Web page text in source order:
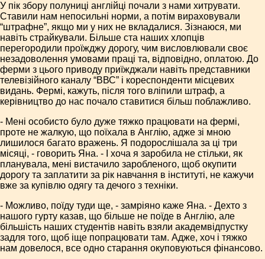
У пік збору полуниці англійці почали з нами хитрувати.
Ставили нам непосильні норми, а потім вираховували
“штрафне”, якщо ми у них не вкладалися. Зізнаюся, ми
навіть страйкували. Більше ста наших хлопців
перегородили проїжджу дорогу, чим висловлювали своє
незадоволення умовами праці та, відповідно, оплатою. До
ферми з цього приводу приїжджали навіть представники
телевізійного каналу “ВВС” і кореспонденти місцевих
видань. Фермі, кажуть, після того вліпили штраф, а
керівництво до нас почало ставитися більш поблажливо.
- Мені особисто було дуже тяжко працювати на фермі,
проте не жалкую, що поїхала в Англію, адже зі мною
лишилося багато вражень. Я подорослішала за ці три
місяці, - говорить Яна. - І хоча я заробила не стільки, як
планувала, мені вистачило заробленого, щоб окупити
дорогу та заплатити за рік навчання в інституті, не кажучи
вже за купівлю одягу та дечого з техніки.
- Можливо, поїду туди ще, - замріяно каже Яна. - Дехто з
нашого гурту казав, що більше не поїде в Англію, але
більшість наших студентів навіть взяли академвідпустку
задля того, щоб іще попрацювати там. Адже, хоч і тяжко
нам довелося, все одно старання окуповуються фінансово.